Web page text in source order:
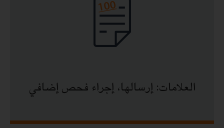
العلامات: إرسالها، إجراء فحص إضافي